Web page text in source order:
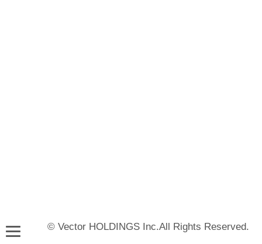
© Vector HOLDINGS Inc.All Rights Reserved.